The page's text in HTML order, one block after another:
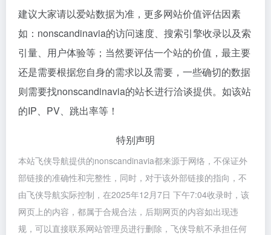
建议大家请以爱站数据为准，更多网站价值评估因素
如：nonscandinavia的访问速度、搜索引擎收录以及索
引量、用户体验等；当然要评估一个站的价值，最主要
还是需要根据您自身的需求以及需要，一些确切的数据
则需要找nonscandinavia的站长进行洽谈提供。如该站
的IP、PV、跳出率等！
特别声明
本站飞侠导航提供的nonscandinavia都来源于网络，不保证外
部链接的准确性和完整性，同时，对于该外部链接的指向，不
由飞侠导航实际控制，在2025年12月7日 下午7:04收录时，该
网页上的内容，都属于合规合法，后期网页的内容如出现违
规，可以直接联系网站管理员进行删除，飞侠导航不承担任何